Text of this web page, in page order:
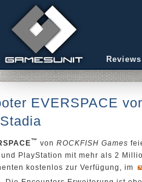
EVERSPACE
™ von ROCKFISH Games
PlayStation mit mehr als 2
kostenlos zur Verfügung, im